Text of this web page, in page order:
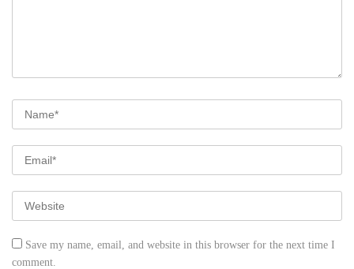
Save my name, email, and website in this browser for the next time I
comment.